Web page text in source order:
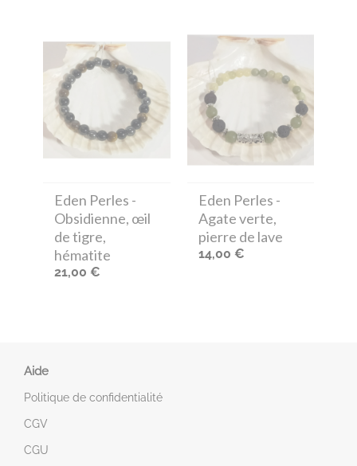
Eden Perles -
Obsidienne, œil
de tigre,
hématite
21,00 €
Eden Perles -
Agate verte,
pierre de lave
14,00 €
Aide
Politique de confidentialité
CGV
CGU